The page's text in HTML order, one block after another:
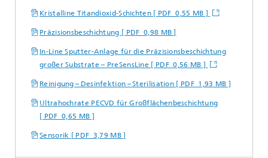
Kristalline Titandioxid-Schichten [ PDF 0,55 MB ]
Präzisionsbeschichtung [ PDF 0,98 MB ]
In-Line Sputter-Anlage für die Präzisionsbeschichtung
großer Substrate – PreSensLine [ PDF 0,56 MB ]
Reinigung – Desinfektion – Sterilisation [ PDF 1,93 MB ]
Ultrahochrate PECVD für Großflächenbeschichtung
[ PDF 0,65 MB ]
Sensorik [ PDF 3,79 MB ]